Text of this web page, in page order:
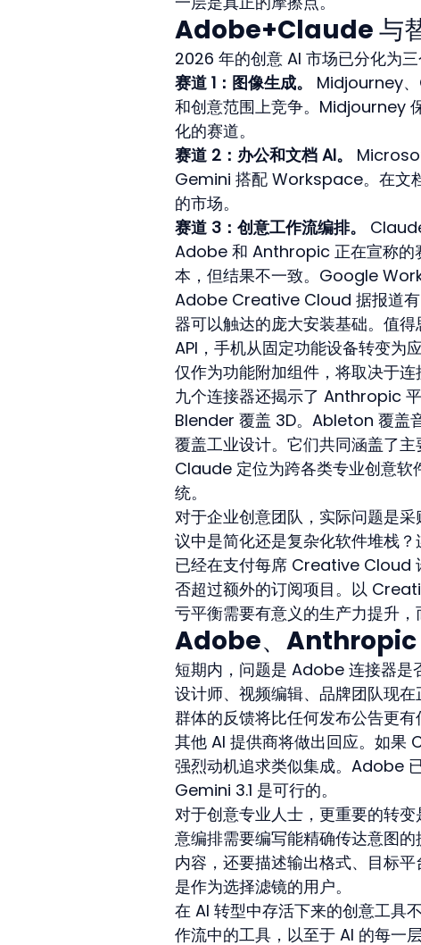
Adobe+Claude 与
2026 年的创意 AI 市场已分化为
赛道 1：图像生成。
Midjourney
和创意范围上竞争。Midjourney
化的赛道。
赛道 2：办公和文档 AI。
Gemini 搭配 Workspace。在文
的市场。
赛道 3：创意工作流编排。
Adobe 和 Anthropic 正在宣称的
本，但结果不一致。Google
Adobe Creative Cloud 据报道
器可以触达的庞大安装基础。值
API，手机从固定功能设备转变为
仅作为功能附加组件，将取决于连
九个连接器还揭示了 Anthropic
Blender 覆盖 3D。Ableton 覆盖
覆盖工业设计。它们共同涵盖了主
Claude 定位为跨各类专业创意
统。
对于企业创意团队，实际问题是
议中是简化还是复杂化软件堆栈
已经在支付每席 Creative Cloud
否超过额外的订阅项目。以
亏平衡需要有意义的生产力提升，
Adobe、Anthropic
短期内，问题是 Adobe 连接器是
设计师、视频编辑、品牌团队现
群体的反馈将比任何发布公告更有
其他 AI 提供商将做出回应。如
强烈动机追求类似集成。Adobe
Gemini 3.1 是可行的。
对于创意专业人士，更重要的转
意编排需要编写能精确传达意图
内容，还要描述输出格式、目标
是作为选择滤镜的用户。
在 AI 转型中存活下来的创意工具
作流中的工具，以至于 AI 的每一